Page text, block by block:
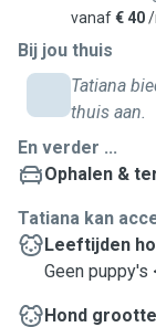
vanaf€ 40/
Bij jou thuis
Tatiana
thuis aan.
En verder ...
Ophalen &
Tatiana kan
Leeftijden
Geen puppy's
Hond